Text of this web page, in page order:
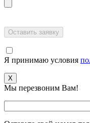
Я принимаю условия
X
Мы перезвоним Вам!